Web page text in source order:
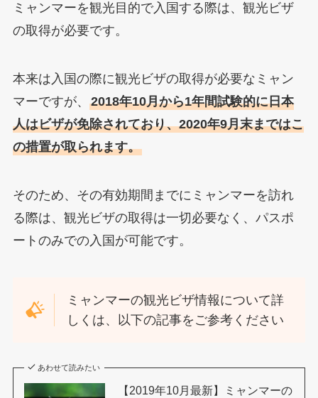
ミャンマーを観光目的で入国する際は、観光ビザ
の取得が必要です。
本来は入国の際に観光ビザの取得が必要なミャン
マーですが、 2018年10月から1年間試験的に日本
人はビザが免除されており、2020年9月末まではこ
の措置が取られます。
そのため、その有効期間までにミャンマーを訪れ
る際は、観光ビザの取得は一切必要なく、パスポ
ートのみでの入国が可能です。
ミャンマーの観光ビザ情報について詳
しくは、以下の記事をご参考ください
あわせて読みたい
【2019年10月最新】ミャンマーの